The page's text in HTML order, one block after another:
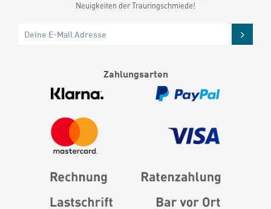
Neuigkeiten der Trauringschmiede!
Zahlungsarten